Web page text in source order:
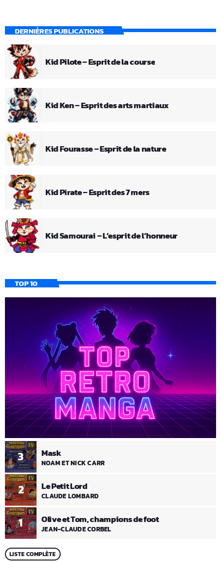
DERNIÈRES PUBLICATIONS
Kid Pilote – Esprit de la course
Kid Ken – Esprit des arts martiaux
Kid Fourasse – Esprit de la nature
Kid Pirate – Esprit des 7 mers
Kid Samourai – L’esprit de l’honneur
TOP 10
1 Olive et Tom, champions de foot
JEAN-CLAUDE CORBEL
2 Le Petit Lord
CLAUDE LOMBARD
3 Mask
NOAM ET NICK CARR
LISTE COMPLÈTE